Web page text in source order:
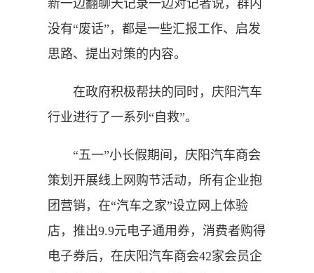
新一边翻聊天记录一边对记者说，群内
没有“废话”，都是一些汇报工作、启发
思路、提出对策的内容。
在政府积极帮扶的同时，庆阳汽车
行业进行了一系列“自救”。
“五一”小长假期间，庆阳汽车商会
策划开展线上网购节活动，所有企业抱
团营销，在“汽车之家”设立网上体验
店，推出9.9元电子通用券，消费者购得
电子券后，在庆阳汽车商会42家会员企